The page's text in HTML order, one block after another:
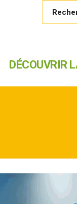
DÉCOUVRIR